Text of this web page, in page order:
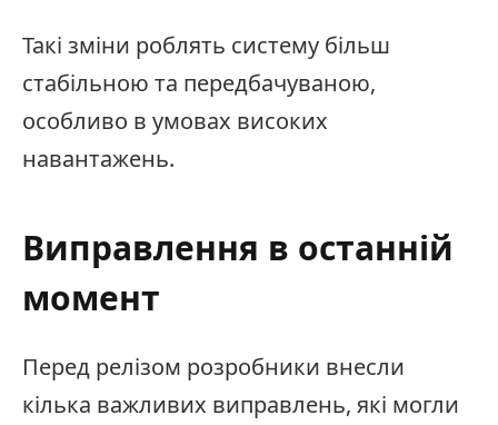
Такі зміни роблять систему більш
стабільною та передбачуваною,
особливо в умовах високих
навантажень.
Виправлення в останній
момент
Перед релізом розробники внесли
кілька важливих виправлень, які могли